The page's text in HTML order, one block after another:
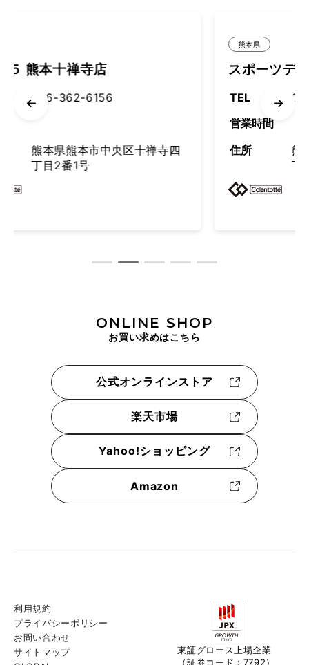
中央区十禅寺四
スポーツデポ 南熊本店
096-362-7005
住所
熊本県熊本市中央区
ONLINE SHOP
お買い求めはこちら
公式オンラインストア
楽天市場
Yahoo!ショッピング
Amazon
利用規約
プライバシーポリシー
お問い合わせ
サイトマップ
東証グロース上場企業
（証券コード：7792）